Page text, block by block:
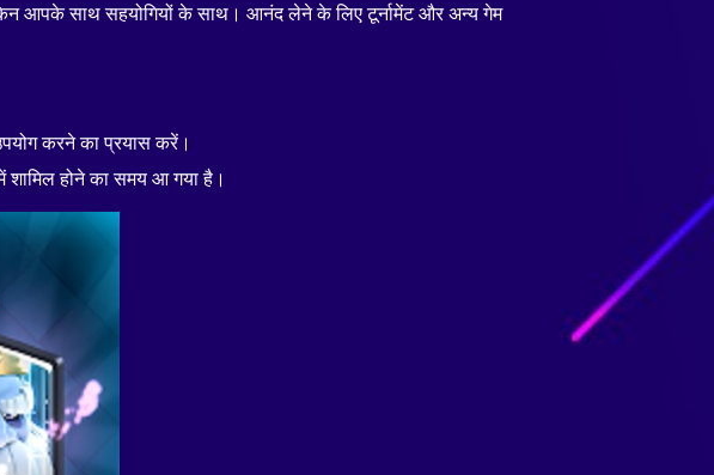
आपके साथ सहयोगियों के साथ। आनंद लेने के लिए टूर्नामेंट और अन्य गेम
करने का प्रयास करें।
शामिल होने का समय आ गया है।